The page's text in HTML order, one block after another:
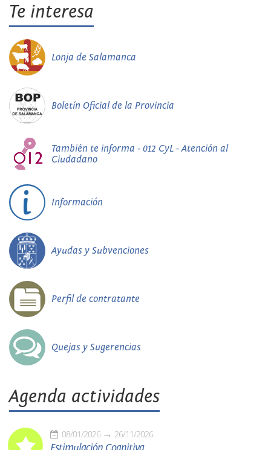
Te interesa
Lonja de Salamanca
Boletín Oficial de la Provincia
También te informa - 012 CyL - Atención al
Ciudadano
Información
Ayudas y Subvenciones
Perfil de contratante
Quejas y Sugerencias
Agenda actividades
08/01/2026 26/11/2026